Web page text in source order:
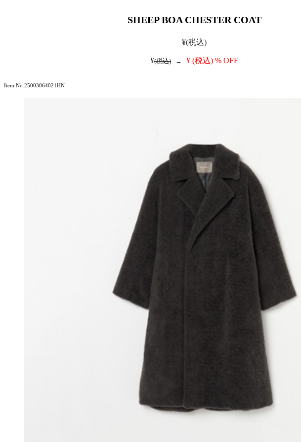
SHEEP BOA CHESTER COAT
¥(税込)
¥(税込) → ¥ (税込) % OFF
Item No.25003064021HN